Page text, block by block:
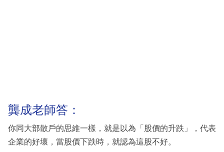
龔成老師答：
你同大部散戶的思維一樣，就是以為「股價的升跌」，代表
企業的好壞，當股價下跌時，就認為這股不好。